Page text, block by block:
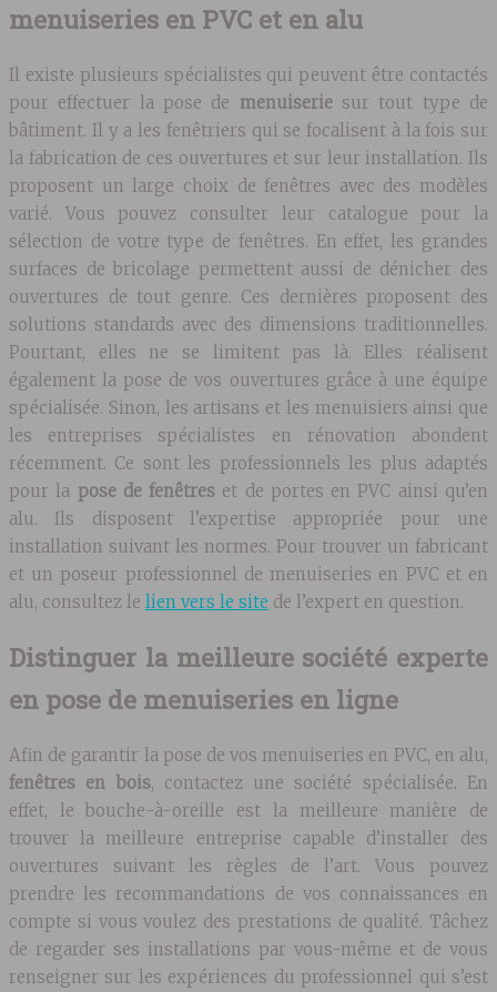
menuiseries en PVC et en alu
Il existe plusieurs spécialistes qui peuvent être contactés
pour effectuer la pose de menuiserie sur tout type de
bâtiment. Il y a les fenêtriers qui se focalisent à la fois sur
la fabrication de ces ouvertures et sur leur installation. Ils
proposent un large choix de fenêtres avec des modèles
varié. Vous pouvez consulter leur catalogue pour la
sélection de votre type de fenêtres. En effet, les grandes
surfaces de bricolage permettent aussi de dénicher des
ouvertures de tout genre. Ces dernières proposent des
solutions standards avec des dimensions traditionnelles.
Pourtant, elles ne se limitent pas là. Elles réalisent
également la pose de vos ouvertures grâce à une équipe
spécialisée. Sinon, les artisans et les menuisiers ainsi que
les entreprises spécialistes en rénovation abondent
récemment. Ce sont les professionnels les plus adaptés
pour la pose de fenêtres et de portes en PVC ainsi qu’en
alu. Ils disposent l’expertise appropriée pour une
installation suivant les normes. Pour trouver un fabricant
et un poseur professionnel de menuiseries en PVC et en
alu, consultez le lien vers le site de l’expert en question.
Distinguer la meilleure société experte
en pose de menuiseries en ligne
Afin de garantir la pose de vos menuiseries en PVC, en alu,
fenêtres en bois, contactez une société spécialisée. En
effet, le bouche-à-oreille est la meilleure manière de
trouver la meilleure entreprise capable d’installer des
ouvertures suivant les règles de l’art. Vous pouvez
prendre les recommandations de vos connaissances en
compte si vous voulez des prestations de qualité. Tâchez
de regarder ses installations par vous-même et de vous
renseigner sur les expériences du professionnel qui s’est